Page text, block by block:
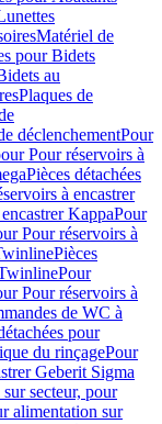
Matériel de
pour Bidets
au
Plaques de
déclenchementPour
Pour réservoirs à
Pièces détachées
à encastrer
KappaPour
Pour réservoirs à
Pièces
Pour
Pour réservoirs à
de WC à
pour
du rinçagePour
Geberit Sigma
secteur, pour
alimentation sur